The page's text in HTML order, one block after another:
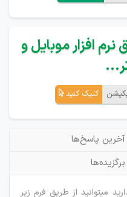
افزار موبایل و
کلیک کنید
آخرین پاسخ‌ها
برگزیده‌ها
میتوانید از طریق فرم زیر